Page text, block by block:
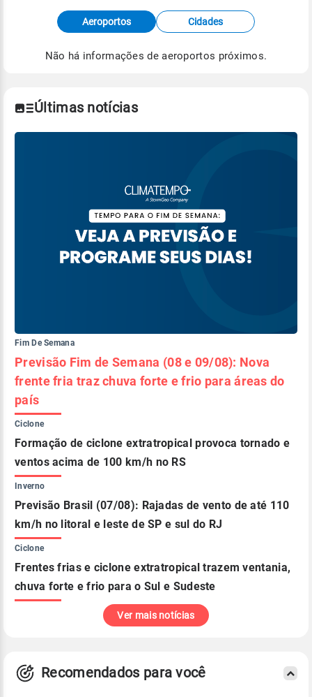
Fonte: dados combinados de estações
meteorológicas e satélite do Centro de Previsão
de Tempo e Estudos Climáticos (CPTEC).
Aeroportos Cidades
Não há informações de aeroportos próximos.
Últimas notícias
Fim De Semana
Previsão Fim de Semana (08 e 09/08): Nova
frente fria traz chuva forte e frio para áreas do
país
Ciclone
Formação de ciclone extratropical provoca tornado e
ventos acima de 100 km/h no RS
Inverno
Previsão Brasil (07/08): Rajadas de vento de até 110
km/h no litoral e leste de SP e sul do RJ
Ciclone
Frentes frias e ciclone extratropical trazem ventania,
chuva forte e frio para o Sul e Sudeste
Ver mais notícias
Recomendados para você